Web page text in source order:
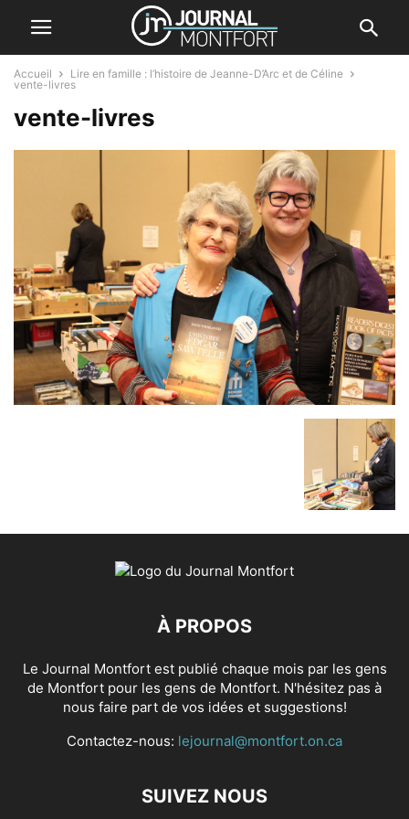
Accueil
Lire en famille : l’histoire de Jeanne-D’Arc et de Céline
vente-livres
vente-livres
À PROPOS
Le Journal Montfort est publié chaque mois par les gens
de Montfort pour les gens de Montfort. N'hésitez pas à
nous faire part de vos idées et suggestions!
Contactez-nous: lejournal@montfort.on.ca
SUIVEZ NOUS